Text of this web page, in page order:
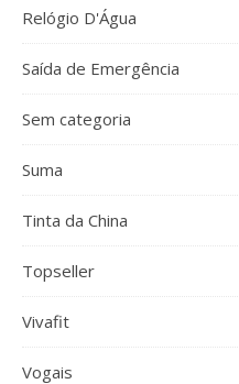
Relógio D'Água
Saída de Emergência
Sem categoria
Suma
Tinta da China
Topseller
Vivafit
Vogais